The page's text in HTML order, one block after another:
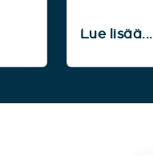
Lue lisää...